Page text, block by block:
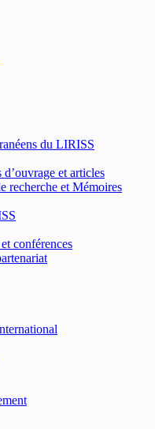
du LIRISS
et articles
recherche et Mémoires
conférences